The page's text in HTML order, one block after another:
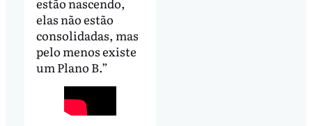
elas não estão
consolidadas, mas
pelo menos existe
um Plano B.”